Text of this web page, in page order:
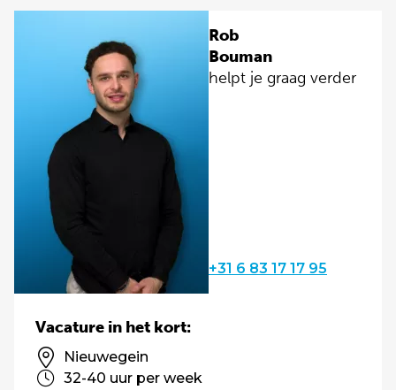
Rob
Bouman
helpt je graag verder
+31 6 83 17 17 95
Vacature in het kort:
Nieuwegein
32-40 uur per week